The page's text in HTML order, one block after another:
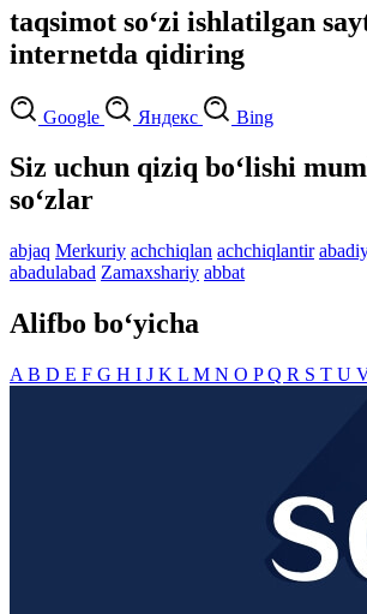
taqsimot so‘zi ishlatilgan
internetda qidiring
Google Яндекс Bing
Siz uchun qiziq bo‘lishi
so‘zlar
abjaq Merkuriy achchiqlan achchiqlantir
abadulabad Zamaxshariy abbat
Alifbo bo‘yicha
A B D E F G H I J K L M N O PQ R S T U